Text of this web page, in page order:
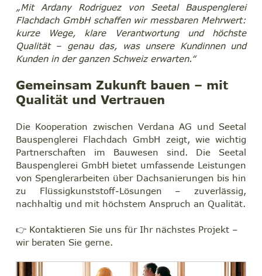
„Mit Ardany Rodriguez von Seetal Bauspenglerei
Flachdach GmbH schaffen wir messbaren Mehrwert:
kurze Wege, klare Verantwortung und höchste
Qualität – genau das, was unsere Kundinnen und
Kunden in der ganzen Schweiz erwarten.“
Gemeinsam Zukunft bauen – mit
Qualität und Vertrauen
Die Kooperation zwischen Verdana AG und Seetal
Bauspenglerei Flachdach GmbH zeigt, wie wichtig
Partnerschaften im Bauwesen sind. Die Seetal
Bauspenglerei GmbH bietet umfassende Leistungen
von Spenglerarbeiten über Dachsanierungen bis hin
zu Flüssigkunststoff-Lösungen – zuverlässig,
nachhaltig und mit höchstem Anspruch an Qualität.
👉 Kontaktieren Sie uns für Ihr nächstes Projekt –
wir beraten Sie gerne.